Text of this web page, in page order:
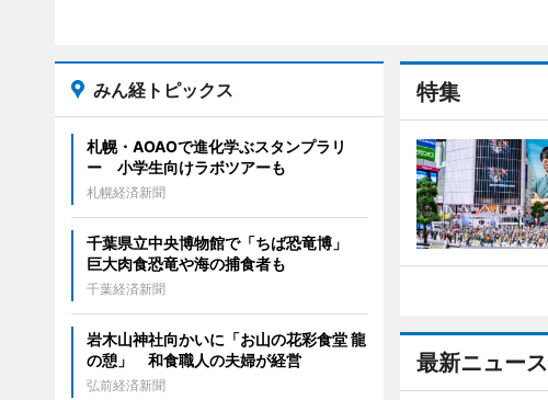
特集
最新ニュース
みん経トピックス
札幌・AOAOで進化学ぶスタンプラリ
ー 小学生向けラボツアーも
札幌経済新聞
千葉県立中央博物館で「ちば恐竜博」
巨大肉食恐竜や海の捕食者も
千葉経済新聞
岩木山神社向かいに「お山の花彩食堂 龍
の憩」 和食職人の夫婦が経営
弘前経済新聞